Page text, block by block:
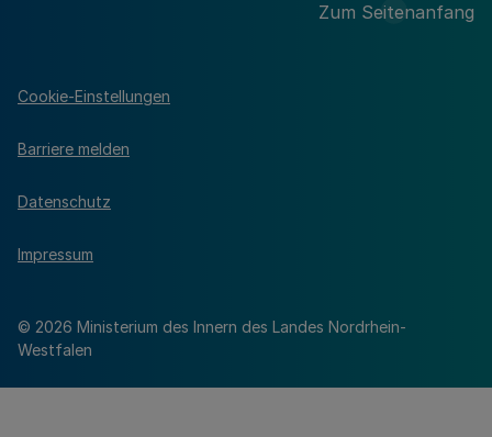
Zum Seitenanfang
© 2026 Ministerium des Innern des Landes Nordrhein-
Westfalen
Cookie-Einstellungen
Barriere melden
Datenschutz
Impressum